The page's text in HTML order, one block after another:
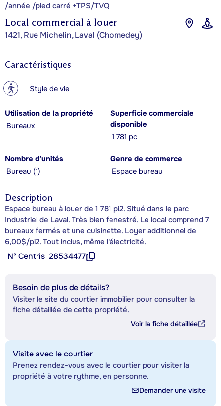
Local commercial à louer
1421, Rue Michelin, Laval (Chomedey)
/année /pied carré +TPS/TVQ
Caractéristiques
? Style de vie
Utilisation de la propriété
Bureaux
Superficie commerciale
disponible
1 781 pc
Nombre d’unités
Bureau (1)
Genre de commerce
Espace bureau
Description
Espace bureau à louer de 1 781 pi2. Situé dans le parc
Industriel de Laval. Très bien fenestré. Le local comprend 7
bureaux fermés et une cuisinette. Loyer additionnel de
6,00$/pi2. Tout inclus, même l'électricité.
Nº Centris 28534477
Besoin de plus de détails?
Visiter le site du courtier immobilier pour consulter la
fiche détaillée de cette propriété.
Voir la fiche détaillée
Visite avec le courtier
Prenez rendez-vous avec le courtier pour visiter la
propriété à votre rythme, en personne.
Demander une visite